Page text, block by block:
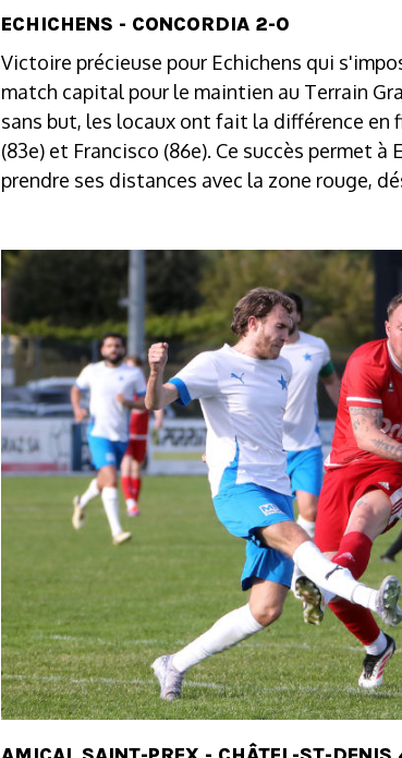
ECHICHENS - CONCORDIA 2-0
Victoire précieuse pour Echichens qui
match capital pour le maintien au Terrain
sans but, les locaux ont fait la différence en
(83e) et Francisco (86e). Ce succès permet à
prendre ses distances avec la zone rouge,